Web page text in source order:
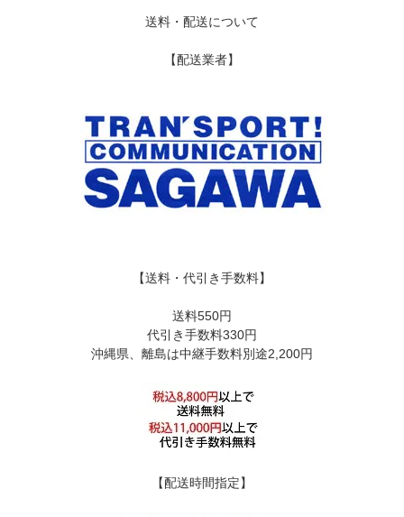
送料・配送について
【配送業者】
【送料・代引き手数料】
送料550円
代引き手数料330円
沖縄県、離島は中継手数料別途2,200円
【配送時間指定】